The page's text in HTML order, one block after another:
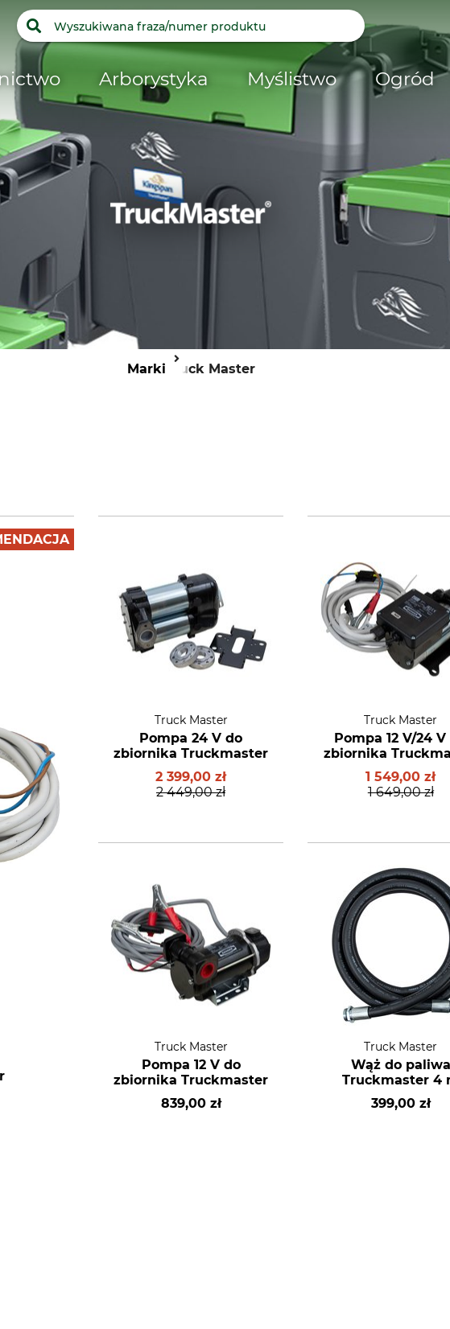
Arborystyka Myślistwo Ogród
Marki Truck Master
Truck Master
Pompa 24 V do
zbiornika Truckmaster
2 399,00 zł
2 449,00 zł
Truck Master
Pompa 12 V/24 V
zbiornika
1 549,00 zł
1 649,00 zł
Truck Master
Pompa 12 V do
zbiornika Truckmaster
839,00 zł
Truck Master
Wąż do paliwa
Truckmaster 4
399,00 zł